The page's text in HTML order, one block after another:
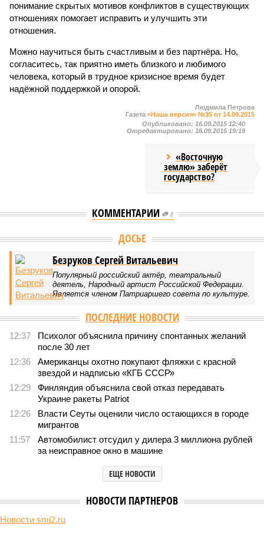
понимание скрытых мотивов конфликтов в существующих
отношениях помогает исправить и улучшить эти
отношения.
Можно научиться быть счастливым и без партнёра. Но,
согласитесь, так приятно иметь близкого и любимого
человека, который в трудное кризисное время будет
надёжной поддержкой и опорой.
Людмила Петрова
Газета «Наша версия» №35 от 14.09.2015
Опубликовано: 16.09.2015 12:40
Отредактировано: 16.09.2015 19:19
«Восточную
землю» заберёт
государство?
КОММЕНТАРИИ 0
ДОСЬЕ
Безруков Сергей Витальевич
Популярный российский актёр, театральный
деятель, Народный артист Российской Федерации.
Является членом Патриаршего совета по культуре.
ПОСЛЕДНИЕ НОВОСТИ
12:37
Психолог объяснила причину спонтанных желаний
после 30 лет
12:36
Американцы охотно покупают фляжки с красной
звездой и надписью «КГБ СССР»
12:29
Финляндия объяснила свой отказ передавать
Украине ракеты Patriot
12:26
Власти Сеуты оценили число остающихся в городе
мигрантов
11:57
Автомобилист отсудил у дилера 3 миллиона рублей
за неисправное окно в машине
ЕЩЕ НОВОСТИ
НОВОСТИ ПАРТНЕРОВ
Новости smi2.ru